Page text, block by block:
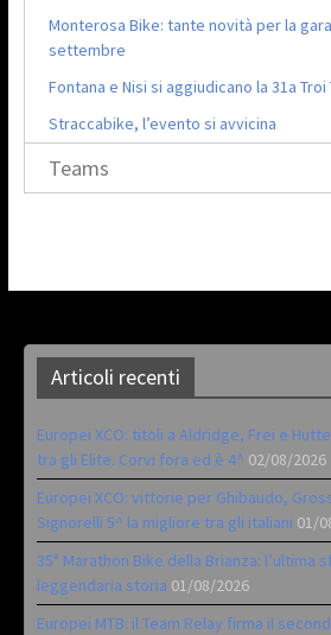
Monterosa Bike: tante novità per la
settembre
Fontana e Nisi si aggiudicano la 31a Troi
Straccabike, l’evento si avvicina
Teams
Articoli recenti
Europei XCO: titoli a Aldridge, Frei e
tra gli Elite. Corvi fora ed è 4^ 02/08/2026
Europei XCO: vittorie per Ghibaudo,
Signorelli 5^ la migliore tra gli italiani 01/
35ª Marathon Bike della Brianza: l’ultima
leggendaria storia 01/08/2026
Europei MTB: il Team Relay firma il